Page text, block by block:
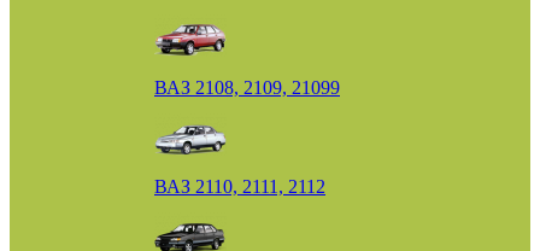
ВАЗ 2108, 2109, 21099
ВАЗ 2110, 2111, 2112